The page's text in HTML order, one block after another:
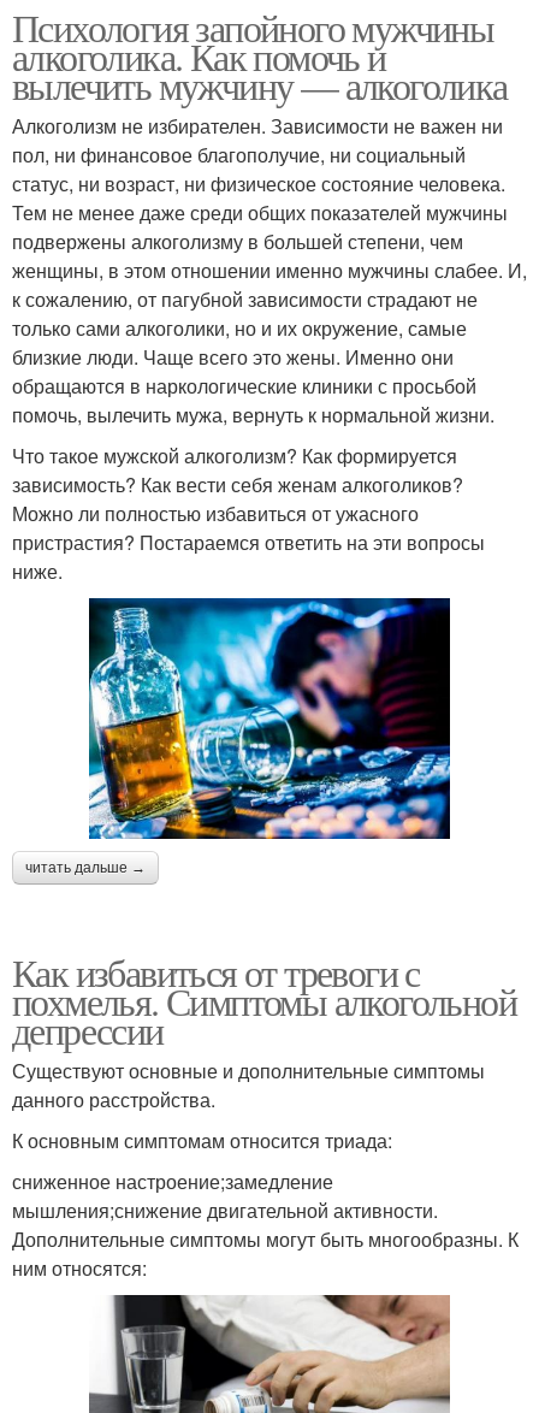
Психология запойного мужчины
алкоголика. Как помочь и
вылечить мужчину — алкоголика
Алкоголизм не избирателен. Зависимости не важен ни
пол, ни финансовое благополучие, ни социальный
статус, ни возраст, ни физическое состояние человека.
Тем не менее даже среди общих показателей мужчины
подвержены алкоголизму в большей степени, чем
женщины, в этом отношении именно мужчины слабее. И,
к сожалению, от пагубной зависимости страдают не
только сами алкоголики, но и их окружение, самые
близкие люди. Чаще всего это жены. Именно они
обращаются в наркологические клиники с просьбой
помочь, вылечить мужа, вернуть к нормальной жизни.
Что такое мужской алкоголизм? Как формируется
зависимость? Как вести себя женам алкоголиков?
Можно ли полностью избавиться от ужасного
пристрастия? Постараемся ответить на эти вопросы
ниже.
читать дальше →
Как избавиться от тревоги с
похмелья. Симптомы алкогольной
депрессии
Существуют основные и дополнительные симптомы
данного расстройства.
К основным симптомам относится триада:
сниженное настроение;замедление
мышления;снижение двигательной активности.
Дополнительные симптомы могут быть многообразны. К
ним относятся: